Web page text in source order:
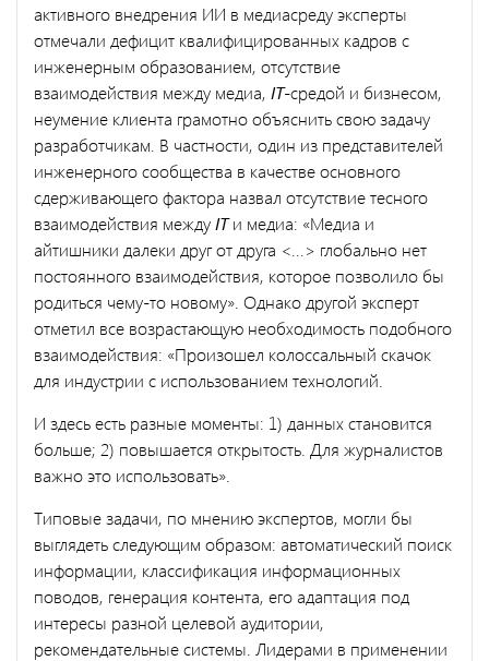
активного внедрения ИИ в медиасреду эксперты
отмечали дефицит квалифицированных кадров с
инженерным образованием, отсутствие
взаимодействия между медиа, IT-средой и бизнесом,
неумение клиента грамотно объяснить свою задачу
разработчикам. В частности, один из представителей
инженерного сообщества в качестве основного
сдерживающего фактора назвал отсутствие тесного
взаимодействия междуITи медиа: «Медиа и
айтишники далеки друг от друга <...> глобально нет
постоянного взаимодействия, которое позволило бы
родиться чему-то новому». Однако другой эксперт
отметил все возрастающую необходимость подобного
взаимодействия: «Произошел колоссальный скачок
для индустрии с использованием технологий.
И здесь есть разные моменты: 1) данных становится
больше; 2) повышается открытость. Для журналистов
важно это использовать».
Типовые задачи, по мнению экспертов, могли бы
выглядеть следующим образом: автоматический поиск
информации, классификация информационных
поводов, генерация контента, его адаптация под
интересы разной целевой аудитории,
рекомендательные системы. Лидерами в применении